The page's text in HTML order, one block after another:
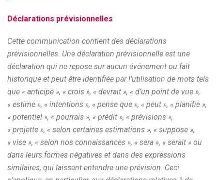
Déclarations prévisionnelles
Cette communication contient des déclarations
prévisionnelles. Une déclaration prévisionnelle est une
déclaration qui ne repose sur aucun événement ou fait
historique et peut être identifiée par l’utilisation de mots tels
que « anticipe », « crois », « devrait », « d’un point de vue »,
« estime », « intentions », « pense que », « peut », « planifie »,
« potentiel », « pourrais », « prédit », « prévisions »,
« projette », « selon certaines estimations », « suppose »,
« vise », « selon nos connaissances », « sera », « serait » ou
dans leurs formes négatives et dans des expressions
similaires, qui laissent entendre une prévision. Ceci